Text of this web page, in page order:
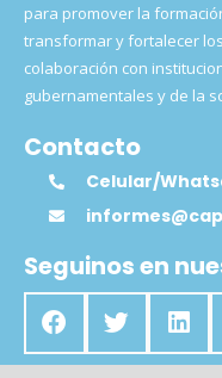
para promover la
transformar y fortalecer
colaboración con
gubernamentales y de la
Contacto
Celular/
Seguinos en